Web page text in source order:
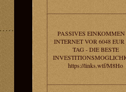
PASSIVES
INTERNET VOR 6048 EUR
TAG - DIE BESTE
https://links.wtf/M8Ho